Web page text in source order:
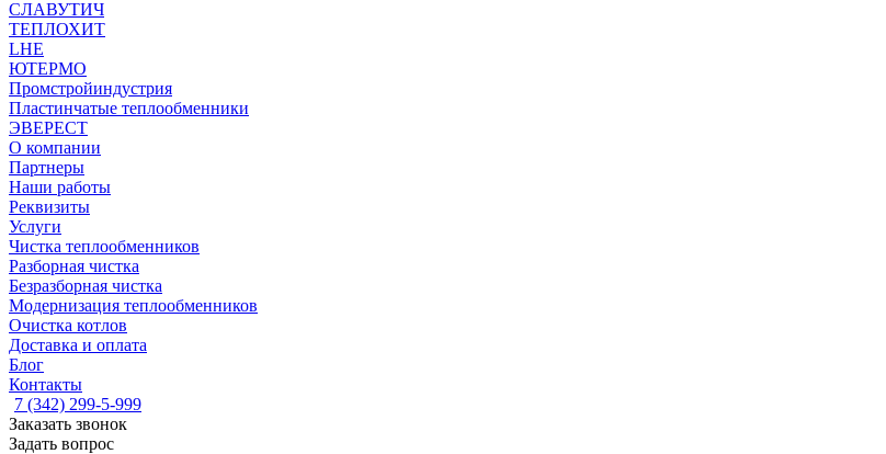
СЛАВУТИЧ
ТЕПЛОХИТ
LHE
ЮТЕРМО
Промстройиндустрия
Пластинчатые теплообменники
ЭВЕРЕСТ
О компании
Партнеры
Наши работы
Реквизиты
Услуги
Чистка теплообменников
Разборная чистка
Безразборная чистка
Модернизация теплообменников
Очистка котлов
Доставка и оплата
Блог
Контакты
7 (342) 299-5-999
Заказать звонок
Задать вопрос